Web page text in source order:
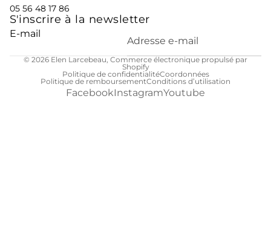
05 56 48 17 86
S'inscrire à la newsletter
E-mail
© 2026 Elen Larcebeau, Commerce électronique propulsé par
Shopify
Politique de confidentialitéCoordonnées
Politique de remboursementConditions d’utilisation
FacebookInstagramYoutube